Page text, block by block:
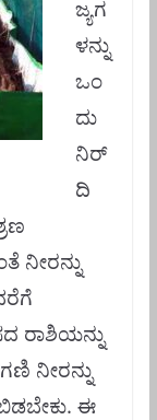
ಜ್ಯಗ
ಳನ್ನು
ಒಂ
ದು
ನಿರ್
ದಿ
ನೀರನ್ನು
ರಾಶಿಯನ್ನು
ನೀರನ್ನು
ಈ